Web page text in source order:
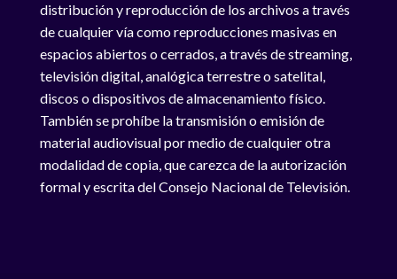
distribución y reproducción de los archivos a través
de cualquier vía como reproducciones masivas en
espacios abiertos o cerrados, a través de streaming,
televisión digital, analógica terrestre o satelital,
discos o dispositivos de almacenamiento físico.
También se prohíbe la transmisión o emisión de
material audiovisual por medio de cualquier otra
modalidad de copia, que carezca de la autorización
formal y escrita del Consejo Nacional de Televisión.